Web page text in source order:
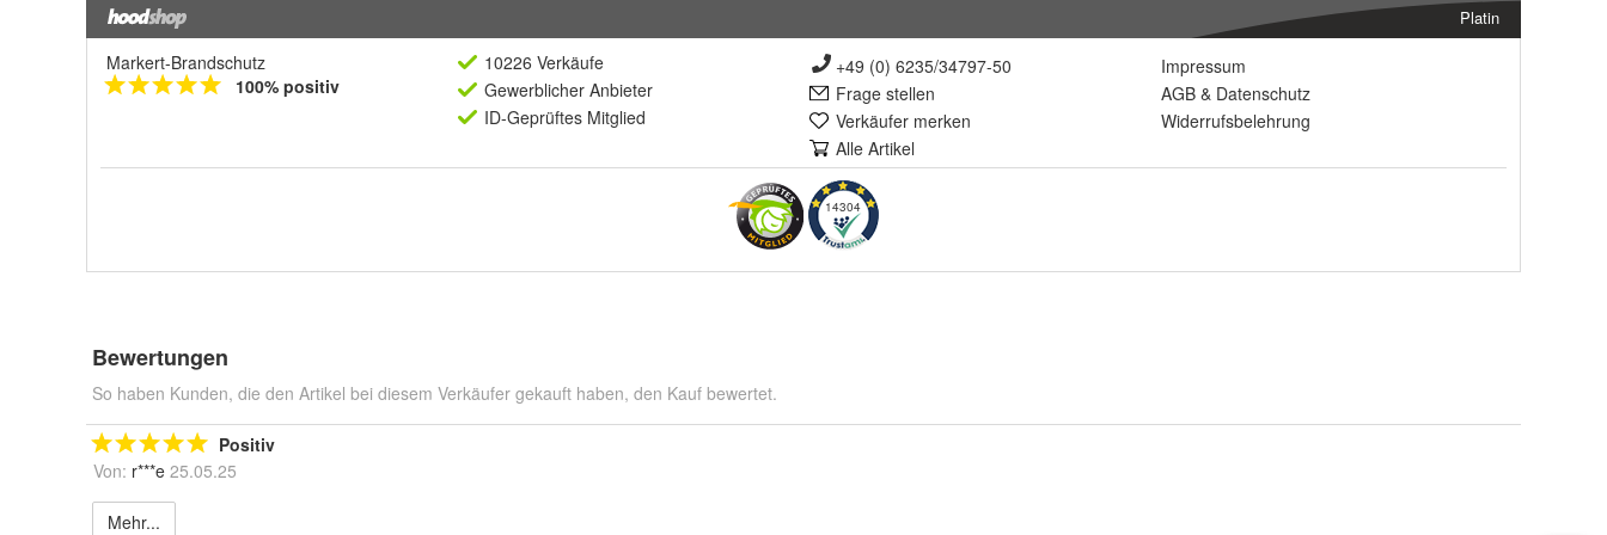
Platin
Markert-Brandschutz
100% positiv
10226 Verkäufe
Gewerblicher Anbieter
ID-Geprüftes Mitglied
+49 (0) 6235/34797-50
Frage stellen
Verkäufer merken
Alle Artikel
Impressum
AGB & Datenschutz
Widerrufsbelehrung
14304
Bewertungen
So haben Kunden, die den Artikel bei diesem Verkäufer gekauft haben, den Kauf bewertet.
Positiv
Von: r***e 25.05.25
Mehr...